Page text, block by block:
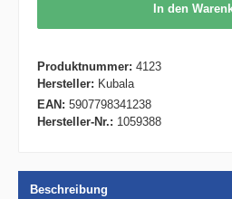
In den
Produktnummer: 4123
Hersteller: Kubala
EAN: 5907798341238
Hersteller-Nr.: 1059388
Beschreibung